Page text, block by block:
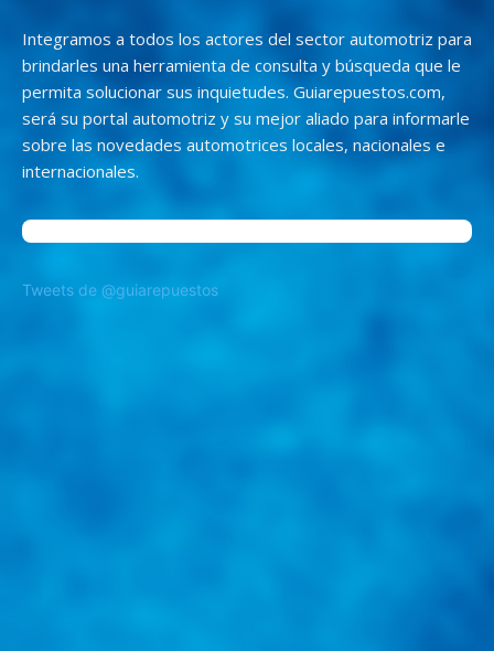
Integramos a todos los actores del sector automotriz para
brindarles una herramienta de consulta y búsqueda que le
permita solucionar sus inquietudes. Guiarepuestos.com,
será su portal automotriz y su mejor aliado para informarle
sobre las novedades automotrices locales, nacionales e
internacionales.
Tweets de @guiarepuestos